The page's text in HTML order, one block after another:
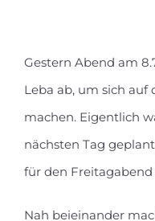
Gestern Abend am
Leba ab, um sich auf
machen. Eigentlich
nächsten Tag
für den Freitagabend
Nah beieinander